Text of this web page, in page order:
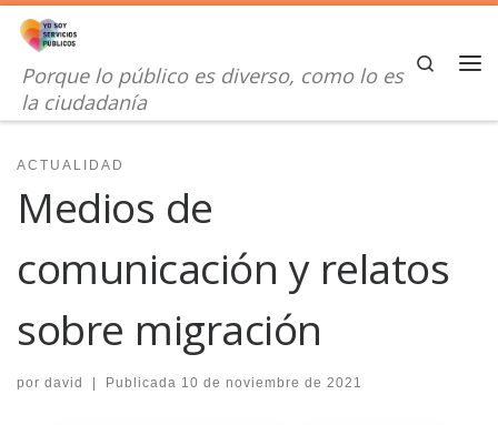
Saltar al contenido
Porque lo público es diverso, como lo es
la ciudadanía
Search
ACTUALIDAD
Medios de
comunicación y relatos
sobre migración
por david | Publicada 10 de noviembre de 2021